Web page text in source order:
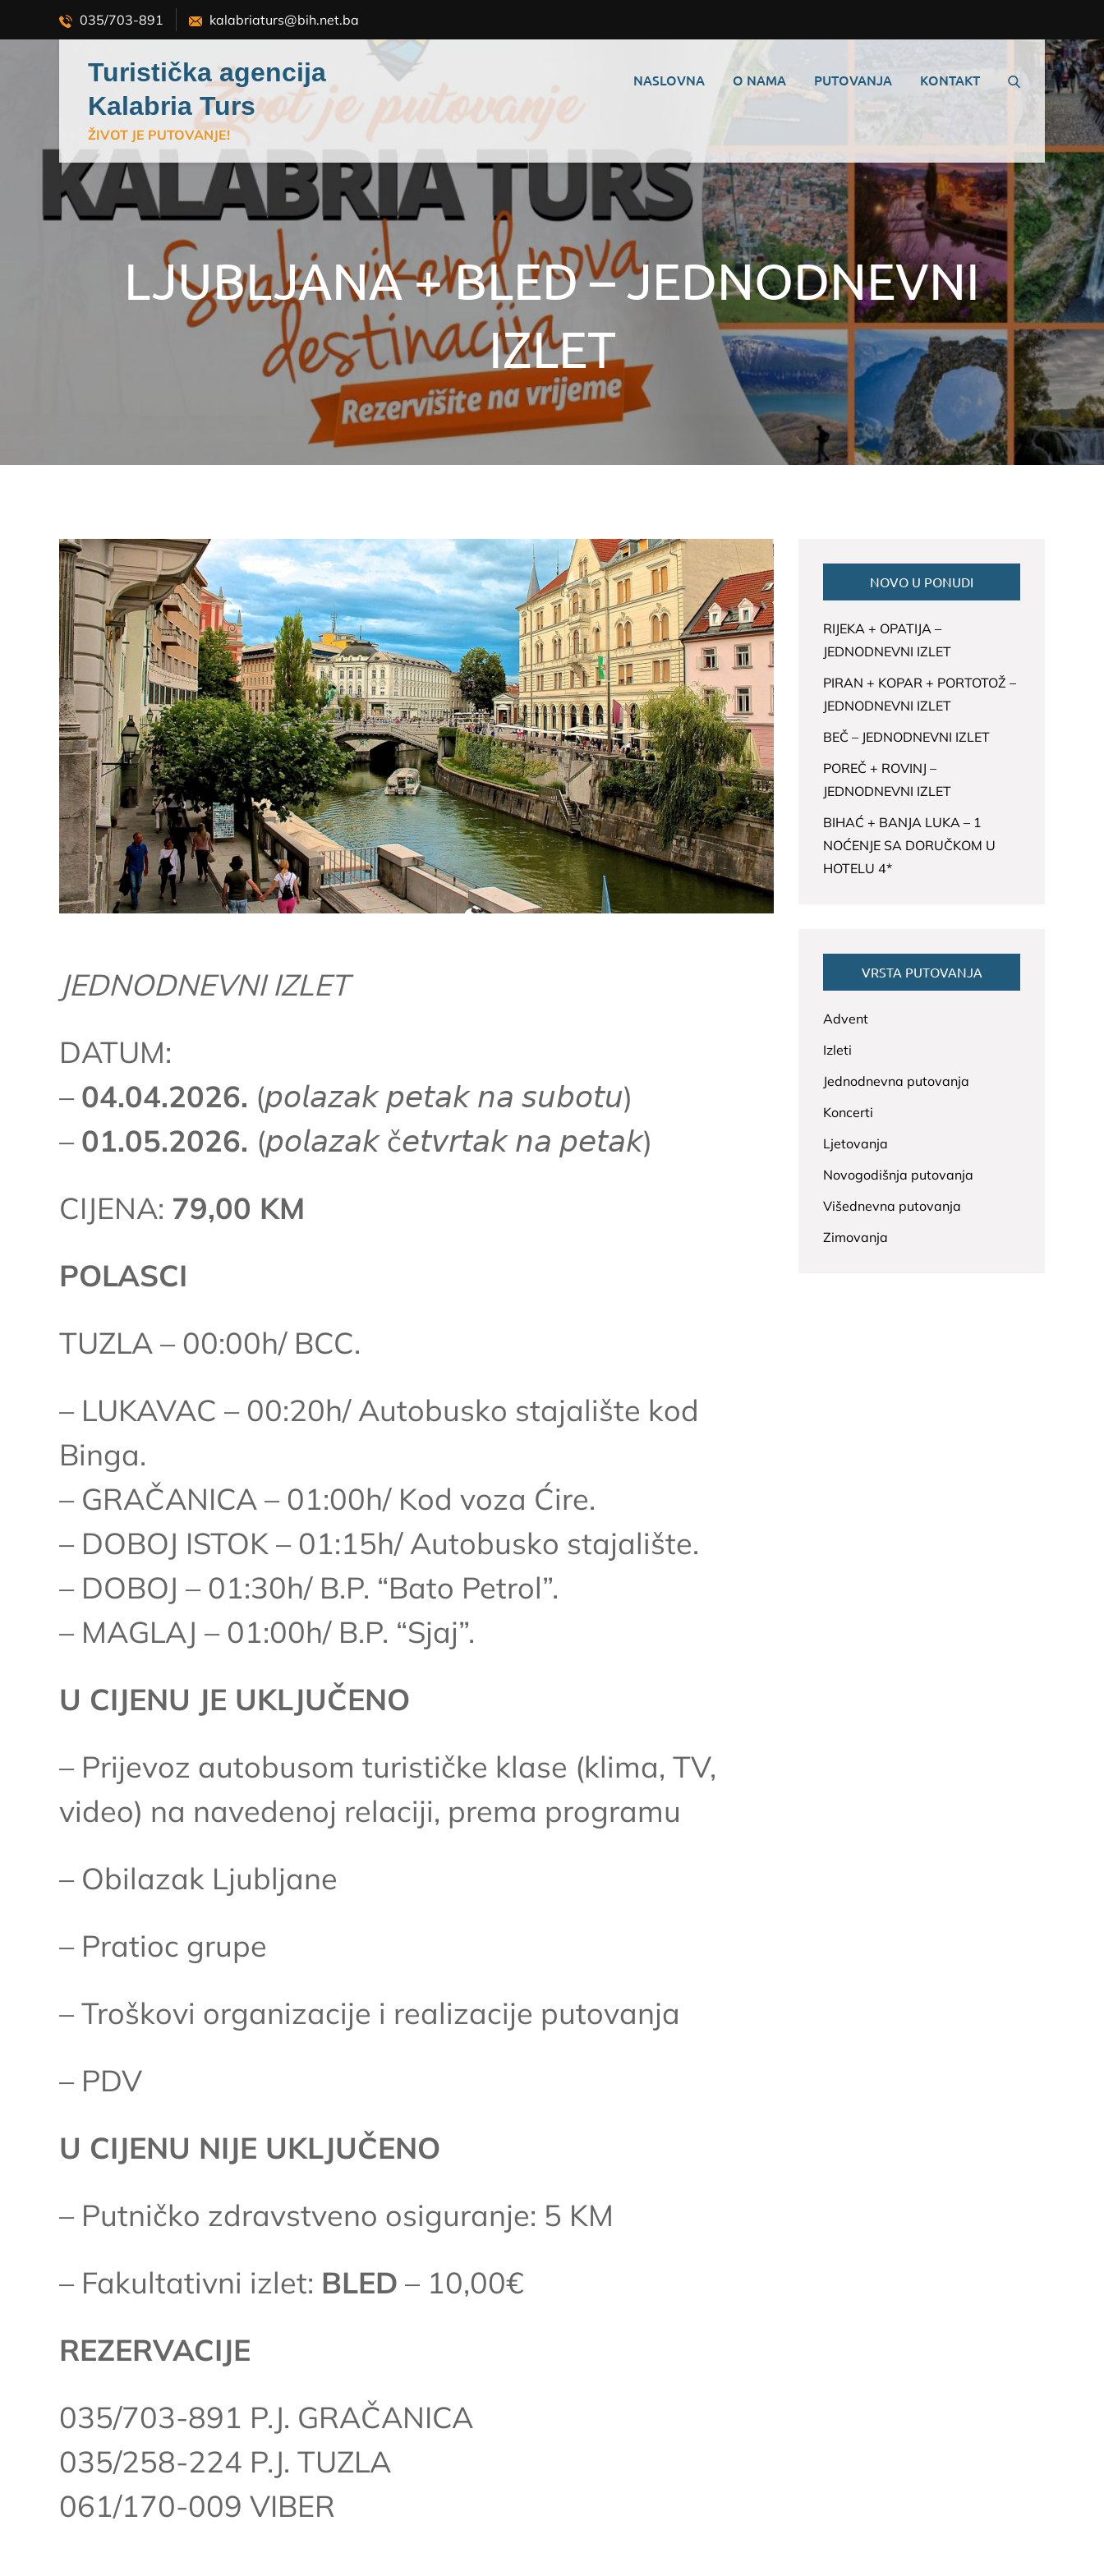
035/703-891 kalabriaturs@bih.net.ba
Turistička agencija
Kalabria Turs
ŽIVOT JE PUTOVANJE!
NASLOVNA O NAMA PUTOVANJA KONTAKT
LJUBLJANA + BLED – JEDNODNEVNI
IZLET
JEDNODNEVNI IZLET
DATUM:
– 04.04.2026. (𝘱𝘰𝘭𝘢𝘻𝘢𝘬 𝘱𝘦𝘵𝘢𝘬 𝘯𝘢 𝘴𝘶𝘣𝘰𝘵𝘶)
– 01.05.2026. (𝘱𝘰𝘭𝘢𝘻𝘢𝘬 č𝘦𝘵𝘷𝘳𝘵𝘢𝘬 𝘯𝘢 𝘱𝘦𝘵𝘢𝘬)
CIJENA: 79,00 KM
POLASCI
TUZLA – 00:00h/ BCC.
– LUKAVAC – 00:20h/ Autobusko stajalište kod
Binga.
– GRAČANICA – 01:00h/ Kod voza Ćire.
– DOBOJ ISTOK – 01:15h/ Autobusko stajalište.
– DOBOJ – 01:30h/ B.P. “Bato Petrol”.
– MAGLAJ – 01:00h/ B.P. “Sjaj”.
U CIJENU JE UKLJUČENO
– Prijevoz autobusom turističke klase (klima, TV,
video) na navedenoj relaciji, prema programu
– Obilazak Ljubljane
– Pratioc grupe
– Troškovi organizacije i realizacije putovanja
– PDV
U CIJENU NIJE UKLJUČENO
– Putničko zdravstveno osiguranje: 5 KM
– Fakultativni izlet: BLED – 10,00€
REZERVACIJE
035/703-891 P.J. GRAČANICA
035/258-224 P.J. TUZLA
061/170-009 VIBER
NOVO U PONUDI
RIJEKA + OPATIJA –
JEDNODNEVNI IZLET
PIRAN + KOPAR + PORTOTOŽ –
JEDNODNEVNI IZLET
BEČ – JEDNODNEVNI IZLET
POREČ + ROVINJ –
JEDNODNEVNI IZLET
BIHAĆ + BANJA LUKA – 1
NOĆENJE SA DORUČKOM U
HOTELU 4*
VRSTA PUTOVANJA
Advent
Izleti
Jednodnevna putovanja
Koncerti
Ljetovanja
Novogodišnja putovanja
Višednevna putovanja
Zimovanja